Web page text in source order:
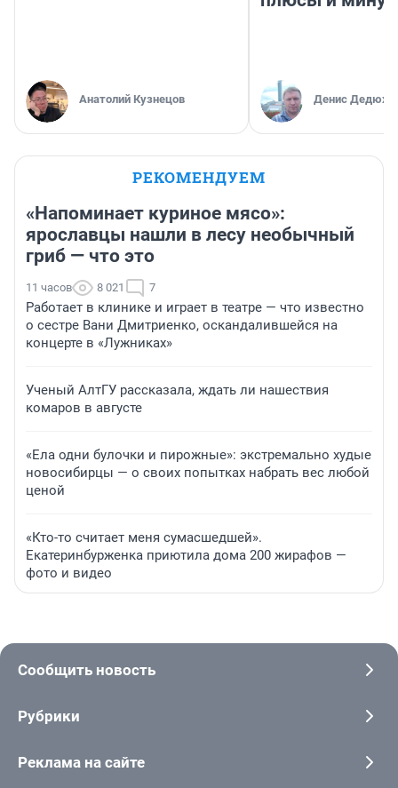
Анатолий Кузнецов Денис
РЕКОМЕНДУЕМ
«Напоминает куриное мясо»:
ярославцы нашли в лесу необычный
гриб — что это
11 часов 8 021 7
Работает в клинике и играет в театре — что известно
о сестре Вани Дмитриенко, оскандалившейся на
концерте в «Лужниках»
Ученый АлтГУ рассказала, ждать ли нашествия
комаров в августе
«Ела одни булочки и пирожные»: экстремально худые
новосибирцы — о своих попытках набрать вес любой
ценой
«Кто-то считает меня сумасшедшей».
Екатеринбурженка приютила дома 200 жирафов —
фото и видео
Сообщить новость
Рубрики
Реклама на сайте